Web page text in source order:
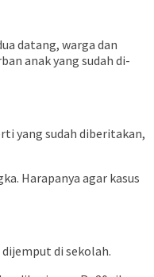
datang, warga dan
anak yang sudah di-
yang sudah diberitakan,
Harapanya agar kasus
di sekolah.